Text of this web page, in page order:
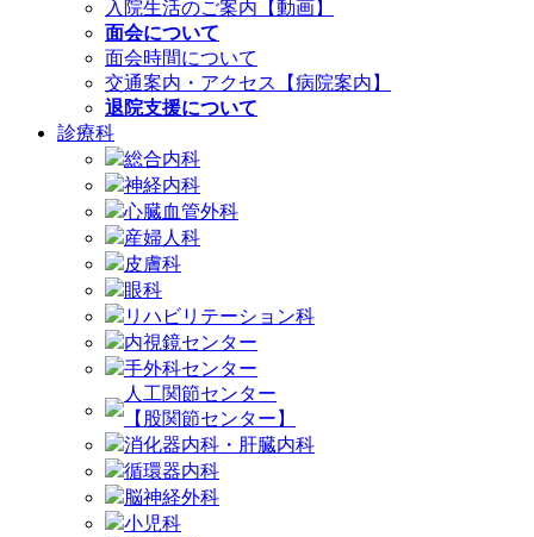
入院生活のご案内【動画】
面会について
面会時間について
交通案内・アクセス【病院案内】
退院支援について
診療科
総合内科
神経内科
心臓血管外科
産婦人科
皮膚科
眼科
リハビリテーション科
内視鏡センター
手外科センター
人工関節センター
【股関節センター】
消化器内科・肝臓内科
循環器内科
脳神経外科
小児科